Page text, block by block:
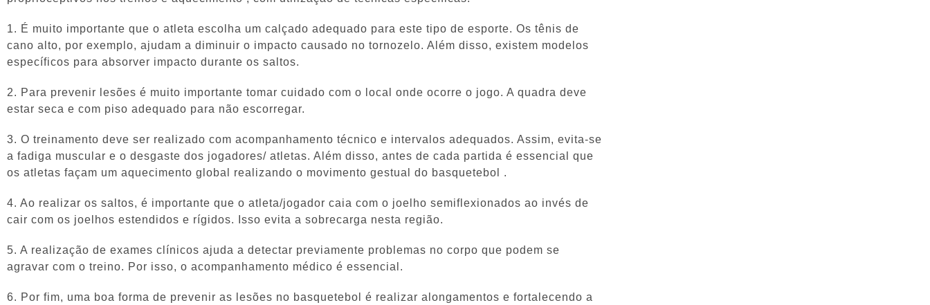
1. É muito importante que o atleta escolha um calçado adequado para este tipo de esporte. Os tênis de
cano alto, por exemplo, ajudam a diminuir o impacto causado no tornozelo. Além disso, existem modelos
específicos para absorver impacto durante os saltos.
2. Para prevenir lesões é muito importante tomar cuidado com o local onde ocorre o jogo. A quadra deve
estar seca e com piso adequado para não escorregar.
3. O treinamento deve ser realizado com acompanhamento técnico e intervalos adequados. Assim, evita-se
a fadiga muscular e o desgaste dos jogadores/ atletas. Além disso, antes de cada partida é essencial que
os atletas façam um aquecimento global realizando o movimento gestual do basquetebol .
4. Ao realizar os saltos, é importante que o atleta/jogador caia com o joelho semiflexionados ao invés de
cair com os joelhos estendidos e rígidos. Isso evita a sobrecarga nesta região.
5. A realização de exames clínicos ajuda a detectar previamente problemas no corpo que podem se
agravar com o treino. Por isso, o acompanhamento médico é essencial.
6. Por fim, uma boa forma de prevenir as lesões no basquetebol é realizar alongamentos e fortalecendo a